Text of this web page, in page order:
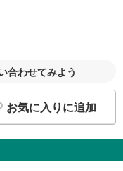
合わせてみよう
お気に入りに追加